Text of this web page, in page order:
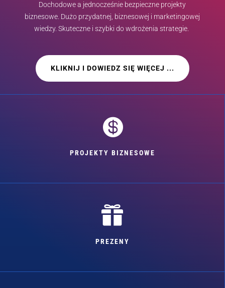
Dochodowe a jednocześnie bezpieczne projekty
biznesowe. Dużo przydatnej, biznesowej i marketingowej
wiedzy. Skuteczne i szybki do wdrożenia strategie.
KLIKNIJ I DOWIEDZ SIĘ WIĘCEJ ...

PROJEKTY BIZNESOWE

PREZENY